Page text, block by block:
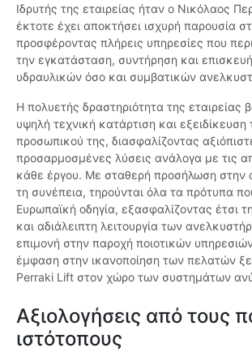
Ιδρυτής της εταιρείας ήταν ο Νικόλαος
έκτοτε έχει αποκτήσει ισχυρή παρουσία
προσφέροντας πλήρεις υπηρεσίες που
την εγκατάσταση, συντήρηση και
υδραυλικών όσο και συμβατικών
Η πολυετής δραστηριότητα της εταιρείας
υψηλή τεχνική κατάρτιση και εξειδίκευση
προσωπικού της, διασφαλίζοντας
προσαρμοσμένες λύσεις ανάλογα με τις
κάθε έργου. Με σταθερή προσήλωση στην
τη συνέπεια, τηρούνται όλα τα πρότυπα
Ευρωπαϊκή οδηγία, εξασφαλίζοντας έτσι
και αδιάλειπτη λειτουργία των
επιμονή στην παροχή ποιοτικών
έμφαση στην ικανοποίηση των πελατών
Perraki Lift στον χώρο των συστημάτων
Αξιολογήσεις από τους
ιστότοπους